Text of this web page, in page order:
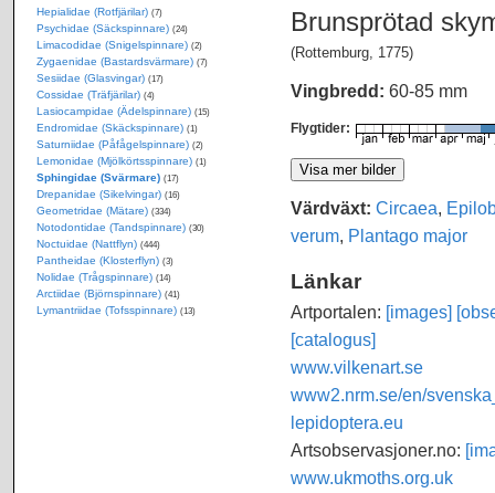
Brunsprötad
(Rottemburg, 1775)
Vingbredd: 60-85 mm
Flygtider:
Värdväxt: Circaea,
verum, Plantago major
Länkar
Artportalen: [images]
[catalogus]
www.vilkenart.se
www2.nrm.se/en/
lepidoptera.eu
Artsobservasjoner.no:
www.ukmoths.org.uk
Hepialidae (Rotfjärilar) (7)
Psychidae (Säckspinnare) (24)
Limacodidae (Snigelspinnare) (2)
Zygaenidae (Bastardsvärmare) (7)
Sesiidae (Glasvingar) (17)
Cossidae (Träfjärilar) (4)
Lasiocampidae (Ädelspinnare) (15)
Endromidae (Skäckspinnare) (1)
Saturniidae (Påfågelspinnare) (2)
Lemonidae (Mjölkörtsspinnare) (1)
Sphingidae (Svärmare) (17)
Drepanidae (Sikelvingar) (16)
Geometridae (Mätare) (334)
Notodontidae (Tandspinnare) (30)
Noctuidae (Nattflyn) (444)
Pantheidae (Klosterflyn) (3)
Nolidae (Trågspinnare) (14)
Arctiidae (Björnspinnare) (41)
Lymantriidae (Tofsspinnare) (13)